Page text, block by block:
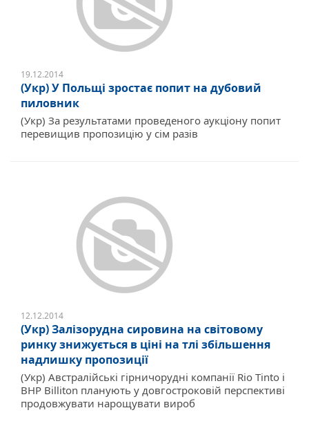
19.12.2014
(Укр) У Польщі зростає попит на дубовий
пиловник
(Укр) За результатами проведеного аукціону попит
перевищив пропозицію у сім разів
12.12.2014
(Укр) Залізорудна сировина на світовому
ринку знижується в ціні на тлі збільшення
надлишку пропозиції
(Укр) Австралійські гірничорудні компанії Rio Tinto і
BHP Billiton планують у довгостроковій перспективі
продовжувати нарощувати вироб